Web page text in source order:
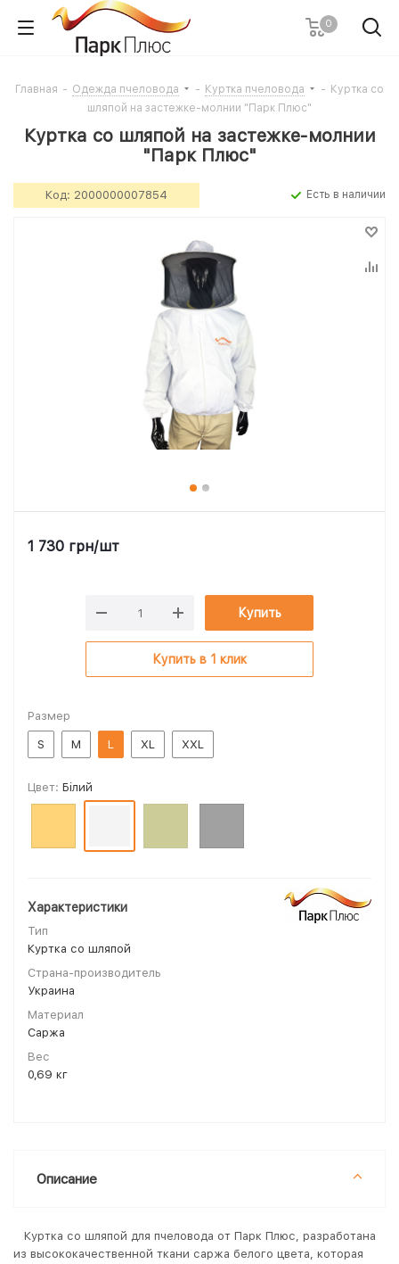
0
Главная - Одежда пчеловода - Куртка пчеловода - Куртка со
шляпой на застежке-молнии "Парк Плюс"
Куртка со шляпой на застежке-молнии
"Парк Плюс"
Код: 2000000007854 Есть в наличии
Размер
S M L XL XXL
Цвет: Білий
Характеристики
Тип
Куртка со шляпой
Страна-производитель
Украина
Материал
Саржа
Вес
0,69 кг
1 730 грн/шт
Купить
Купить в 1 клик
Описание
Куртка со шляпой для пчеловода от Парк Плюс, разработана
из высококачественной ткани саржа белого цвета, которая